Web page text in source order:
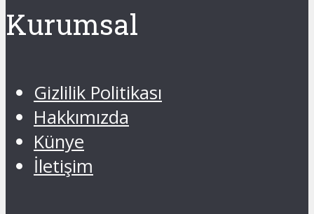
Kurumsal
Gizlilik Politikası
Hakkımızda
Künye
İletişim